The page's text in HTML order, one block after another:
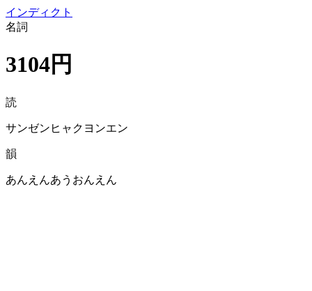
インディクト
名詞
3104円
読
サンゼンヒャクヨンエン
韻
あんえんあうおんえん